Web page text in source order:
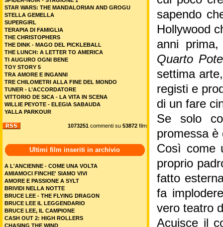
sapendo
Hollywood
anni
Quarto
settima
registi e
di un fare
Se solo
promessa è
Così come
proprio
fatto
fa
vero teatro
Acuisce il
STAR WARS: THE MANDALORIAN AND GROGU
STELLA GEMELLA
SUPERGIRL
TERAPIA DI FAMIGLIA
THE CHRISTOPHERS
THE DINK - MAGO DEL PICKLEBALL
THE LUNCH: A LETTER TO AMERICA
TI AUGURO OGNI BENE
TOY STORY 5
TRA AMORE E INGANNI
TRE CHILOMETRI ALLA FINE DEL MONDO
TUNER - L’ACCORDATORE
VITTORIO DE SICA - LA VITA IN SCENA
WILLIE PEYOTE - ELEGIA SABAUDA
YALLA PARKOUR
1073251 commenti su 53872 film
Ultimi film inseriti in archivio
A L'ANCIENNE - COME UNA VOLTA
AMIAMOCI FINCHE' SIAMO VIVI
AMORE E PASSIONE A SYLT
BRIVIDI NELLA NOTTE
BRUCE LEE - THE FLYING DRAGON
BRUCE LEE IL LEGGENDARIO
BRUCE LEE, IL CAMPIONE
CASH OUT 2: HIGH ROLLERS
CHASING THE WIND